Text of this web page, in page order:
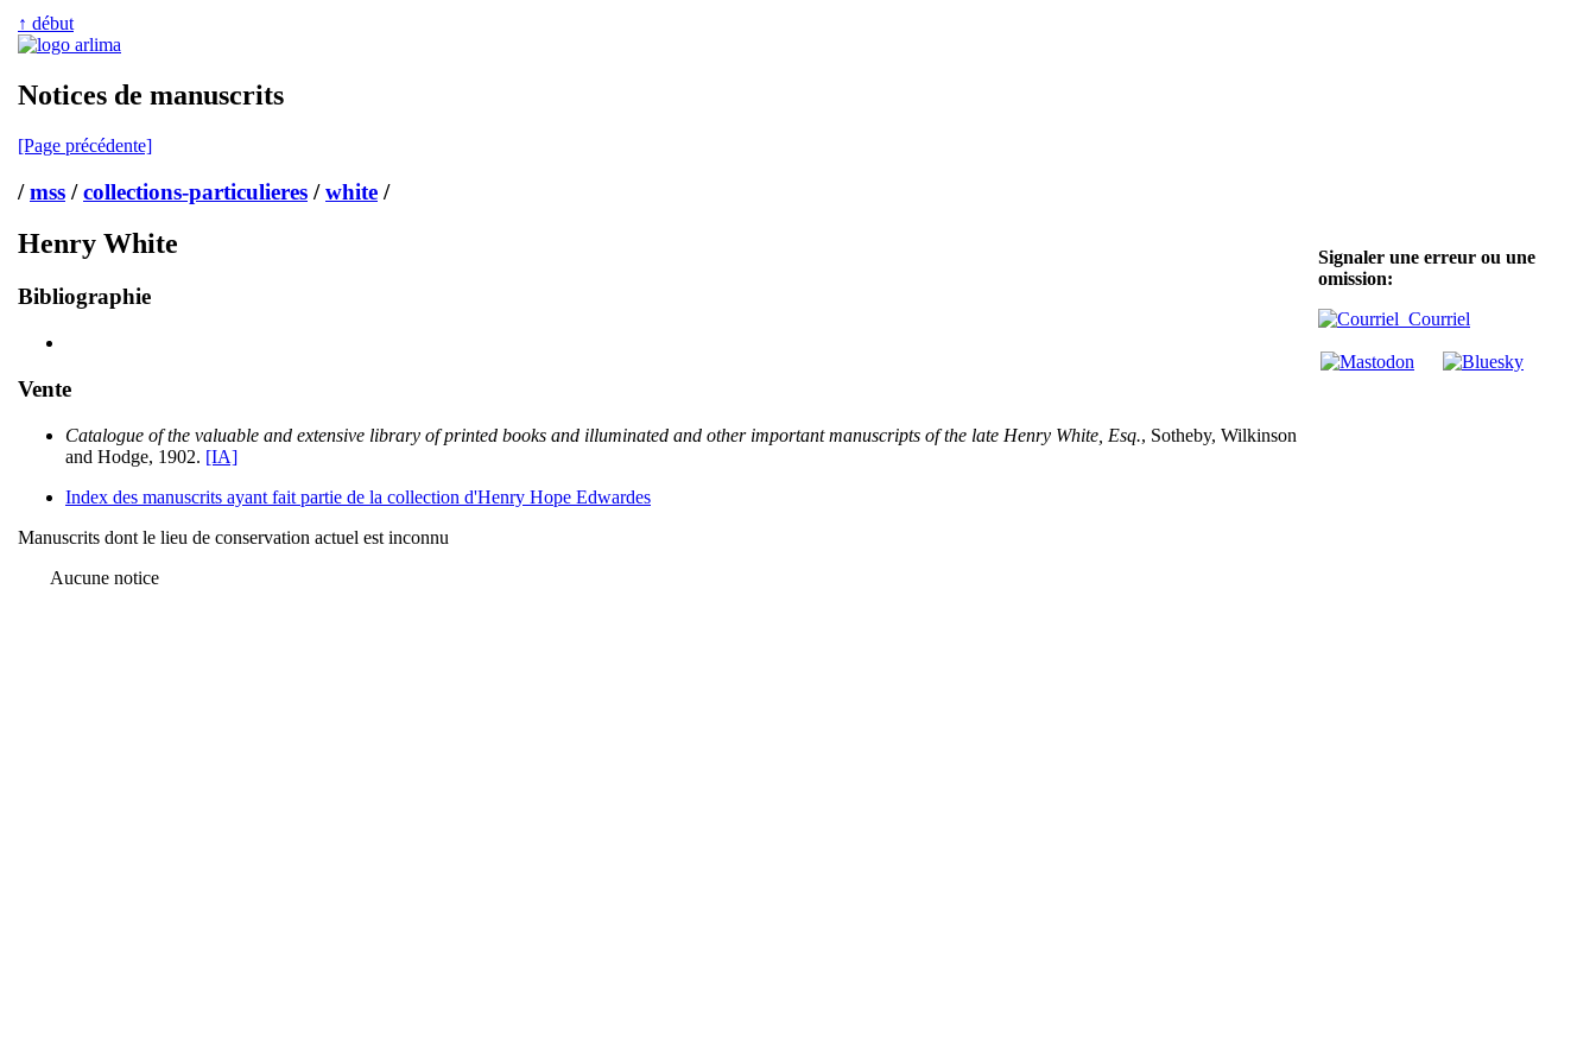
↑ début
Notices de manuscrits
[Page précédente]
/mss /collections-particulieres /white /
Henry White
Bibliographie
Vente
Catalogue of the valuable and extensive library of printed books and illuminated and other important manuscripts of the late Henry White, Esq., Sotheby, Wilkinson
and Hodge, 1902. [IA]
Index des manuscrits ayant fait partie de la collection d'Henry Hope Edwardes
Manuscrits dont le lieu de conservation actuel est inconnu
Aucune notice
Signaler une erreur ou une
omission:
Courriel